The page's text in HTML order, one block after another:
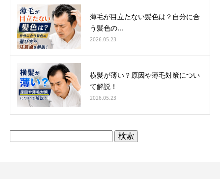
薄毛が目立たない髪色は？自分に合
う髪色の...
2026.05.23
横髪が薄い？原因や薄毛対策につい
て解説！
2026.05.23